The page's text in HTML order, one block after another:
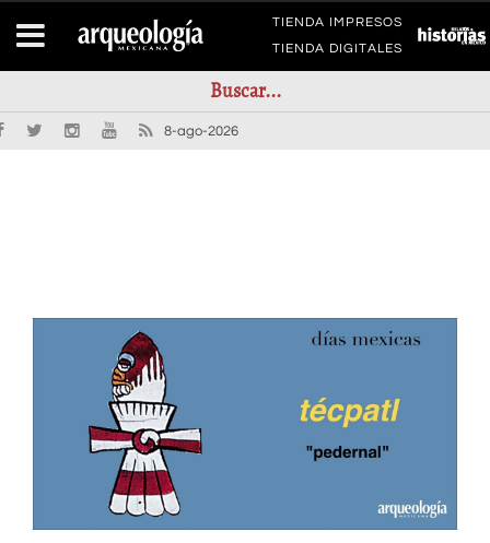
TIENDA IMPRESOS
TIENDA DIGITALES
8-ago-2026